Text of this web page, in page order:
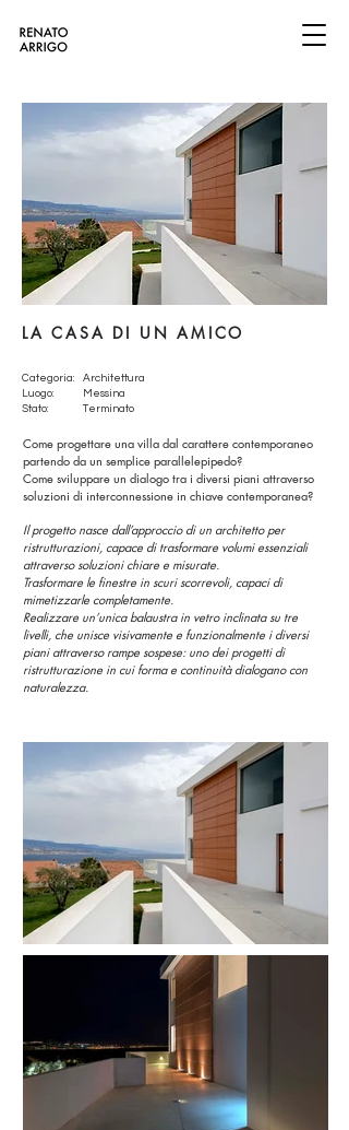
LA CASA DI UN AMICO
Categoria:
Luogo:
Stato:
Architettura
Messina
Terminato
Come progettare una villa dal carattere contemporaneo
partendo da un semplice parallelepipedo?
Come sviluppare un dialogo tra i diversi piani attraverso
soluzioni di interconnessione in chiave contemporanea?
Il progetto nasce dall’approccio di un architetto per
ristrutturazioni, capace di trasformare volumi essenziali
attraverso soluzioni chiare e misurate.
Trasformare le finestre in scuri scorrevoli, capaci di
mimetizzarle completamente.
Realizzare un’unica balaustra in vetro inclinata su tre
livelli, che unisce visivamente e funzionalmente i diversi
piani attraverso rampe sospese: uno dei progetti di
ristrutturazione in cui forma e continuità dialogano con
naturalezza.